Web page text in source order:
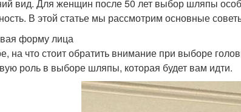
вид. Для женщин после 50 лет выбор шляпы
В этой статье мы рассмотрим основные
форму лица
на что стоит обратить внимание при выборе
роль в выборе шляпы, которая будет вам идти.